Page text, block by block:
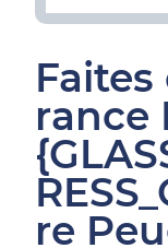
rance
re